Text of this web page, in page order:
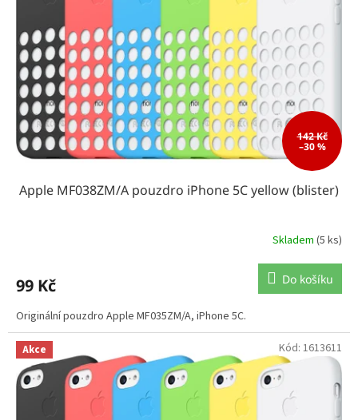
142 Kč
–30 %
Apple MF038ZM/A pouzdro iPhone 5C yellow (blister)
Skladem (5 ks)
99 Kč Do košíku
Originální pouzdro Apple MF035ZM/A, iPhone 5C.
Akce Kód: 1613611